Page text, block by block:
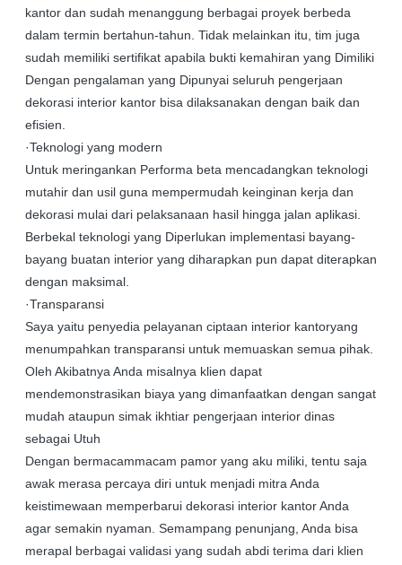
kantor dan sudah menanggung berbagai proyek berbeda
dalam termin bertahun-tahun. Tidak melainkan itu, tim juga
sudah memiliki sertifikat apabila bukti kemahiran yang Dimiliki
Dengan pengalaman yang Dipunyai seluruh pengerjaan
dekorasi interior kantor bisa dilaksanakan dengan baik dan
efisien.
·Teknologi yang modern
Untuk meringankan Performa beta mencadangkan teknologi
mutahir dan usil guna mempermudah keinginan kerja dan
dekorasi mulai dari pelaksanaan hasil hingga jalan aplikasi.
Berbekal teknologi yang Diperlukan implementasi bayang-
bayang buatan interior yang diharapkan pun dapat diterapkan
dengan maksimal.
·Transparansi
Saya yaitu penyedia pelayanan ciptaan interior kantoryang
menumpahkan transparansi untuk memuaskan semua pihak.
Oleh Akibatnya Anda misalnya klien dapat
mendemonstrasikan biaya yang dimanfaatkan dengan sangat
mudah ataupun simak ikhtiar pengerjaan interior dinas
sebagai Utuh
Dengan bermacammacam pamor yang aku miliki, tentu saja
awak merasa percaya diri untuk menjadi mitra Anda
keistimewaan memperbarui dekorasi interior kantor Anda
agar semakin nyaman. Semampang penunjang, Anda bisa
merapal berbagai validasi yang sudah abdi terima dari klien